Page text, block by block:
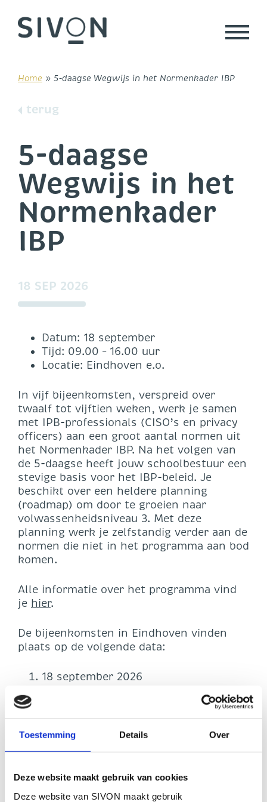
Toestemming Details Over
Deze website maakt gebruik van cookies
Deze website van SIVON maakt gebruik
content
Home » 5-daagse Wegwijs in het Normenkader IBP
terug
5-daagse
Wegwijs in het
Normenkader
IBP
18 SEP 2026
Datum: 18 september
Tijd: 09.00 – 16.00 uur
Locatie: Eindhoven e.o.
In vijf bijeenkomsten, verspreid over
twaalf tot vijftien weken, werk je samen
met IPB-professionals (CISO’s en privacy
officers) aan een groot aantal normen uit
het Normenkader IBP. Na het volgen van
de 5-daagse heeft jouw schoolbestuur een
stevige basis voor het IBP-beleid. Je
beschikt over een heldere planning
(roadmap) om door te groeien naar
volwassenheidsniveau 3. Met deze
planning werk je zelfstandig verder aan de
normen die niet in het programma aan bod
komen.
Alle informatie over het programma vind
je hier.
De bijeenkomsten in Eindhoven vinden
plaats op de volgende data:
18 september 2026
27 november 2026
11 december 2026
implementatie van het normenkader IBP is